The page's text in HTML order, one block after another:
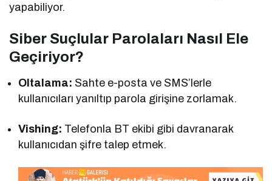
yapabiliyor.
Siber Suçlular Parolaları Nasıl Ele
Geçiriyor?
Oltalama: Sahte e-posta ve SMS’lerle
kullanıcıları yanıltıp parola girişine zorlamak.
Vishing: Telefonla BT ekibi gibi davranarak
kullanıcıdan şifre talep etmek.